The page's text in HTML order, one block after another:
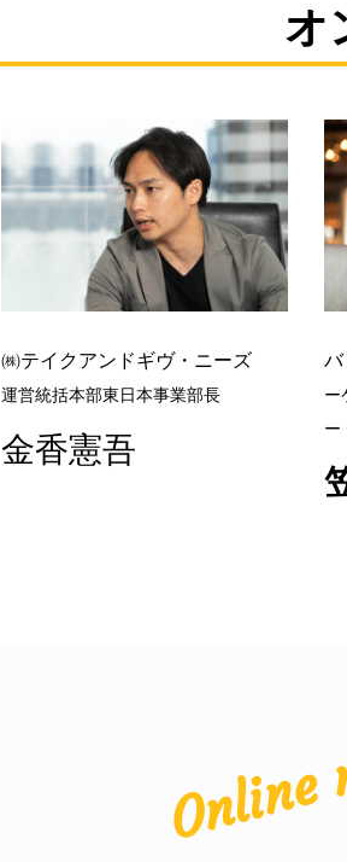
オ
㈱テイクアンドギヴ・ニーズ
運営統括本部東日本事業部長
金香憲吾
ー
ー